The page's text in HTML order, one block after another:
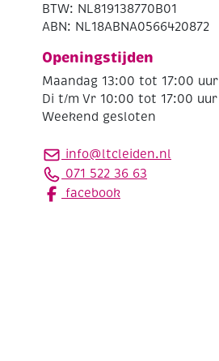
BTW: NL819138770B01
ABN: NL18ABNA0566420872
Openingstijden
Maandag 13:00 tot 17:00 uur
Di t/m Vr 10:00 tot 17:00 uur
Weekend gesloten
info@ltcleiden.nl
071 522 36 63
facebook